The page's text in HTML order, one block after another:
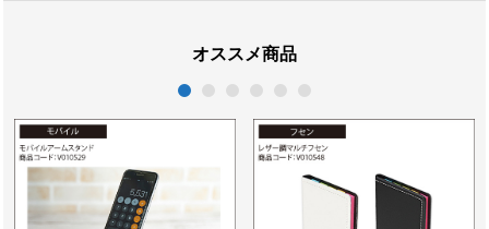
オススメ商品
1 2 3 4 5 6